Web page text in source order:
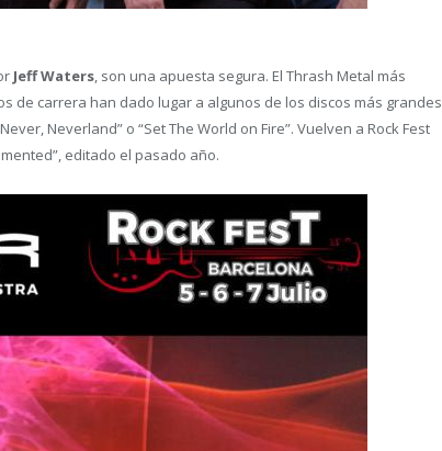
Jeff Waters , son una apuesta segura. El Thrash Metal más
de carrera han dado lugar a algunos de los discos más grandes
Neverland” o “Set The World on Fire”. Vuelven a Rock Fest
editado el pasado año.